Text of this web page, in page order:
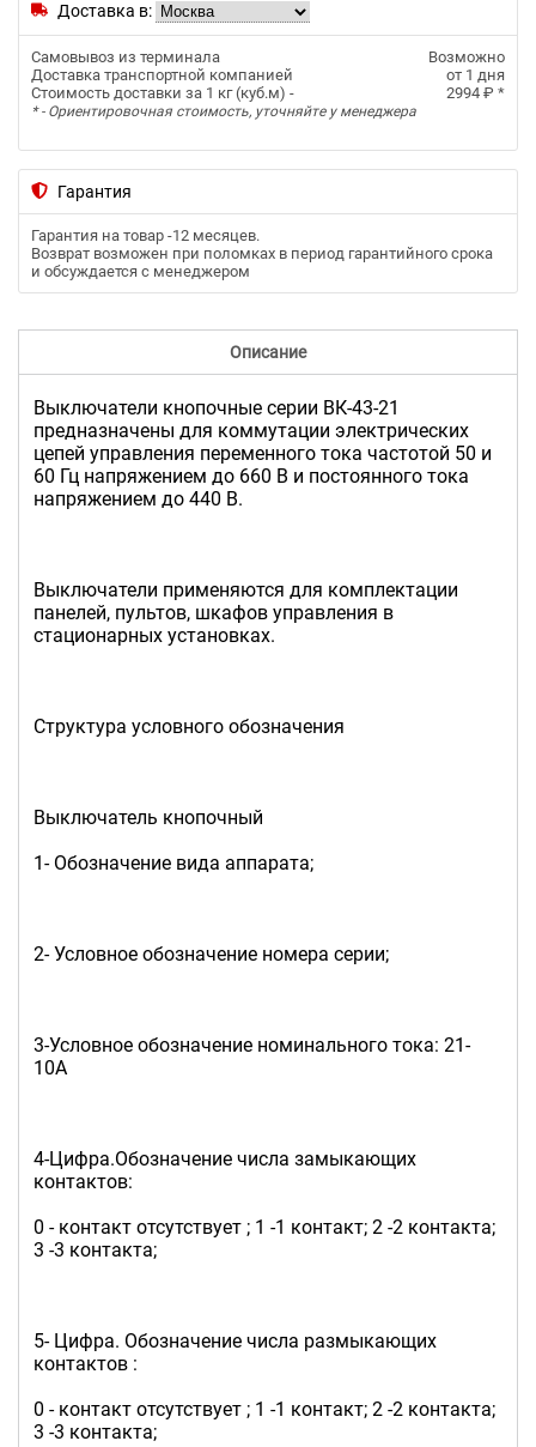
Доставка в:
Самовывоз из терминала
Возможно
Доставка транспортной компанией
от 1 дня
Стоимость доставки за 1 кг (куб.м) -
2994 ₽ *
* - Ориентировочная стоимость, уточняйте у менеджера
Гарантия
Гарантия на товар -12 месяцев.
Возврат возможен при поломках в период гарантийного срока
и обсуждается с менеджером
Описание
Выключатели кнопочные серии ВК-43-21
предназначены для коммутации электрических
цепей управления переменного тока частотой 50 и
60 Гц напряжением до 660 В и постоянного тока
напряжением до 440 В.
Выключатели применяются для комплектации
панелей, пультов, шкафов управления в
стационарных установках.
Структура условного обозначения
Выключатель кнопочный
1- Обозначение вида аппарата;
2- Условное обозначение номера серии;
3-Условное обозначение номинального тока: 21-
10А
4-Цифра.Обозначение числа замыкающих
контактов:
0 - контакт отсутствует ; 1 -1 контакт; 2 -2 контакта;
3 -3 контакта;
5- Цифра. Обозначение числа размыкающих
контактов :
0 - контакт отсутствует ; 1 -1 контакт; 2 -2 контакта;
3 -3 контакта;